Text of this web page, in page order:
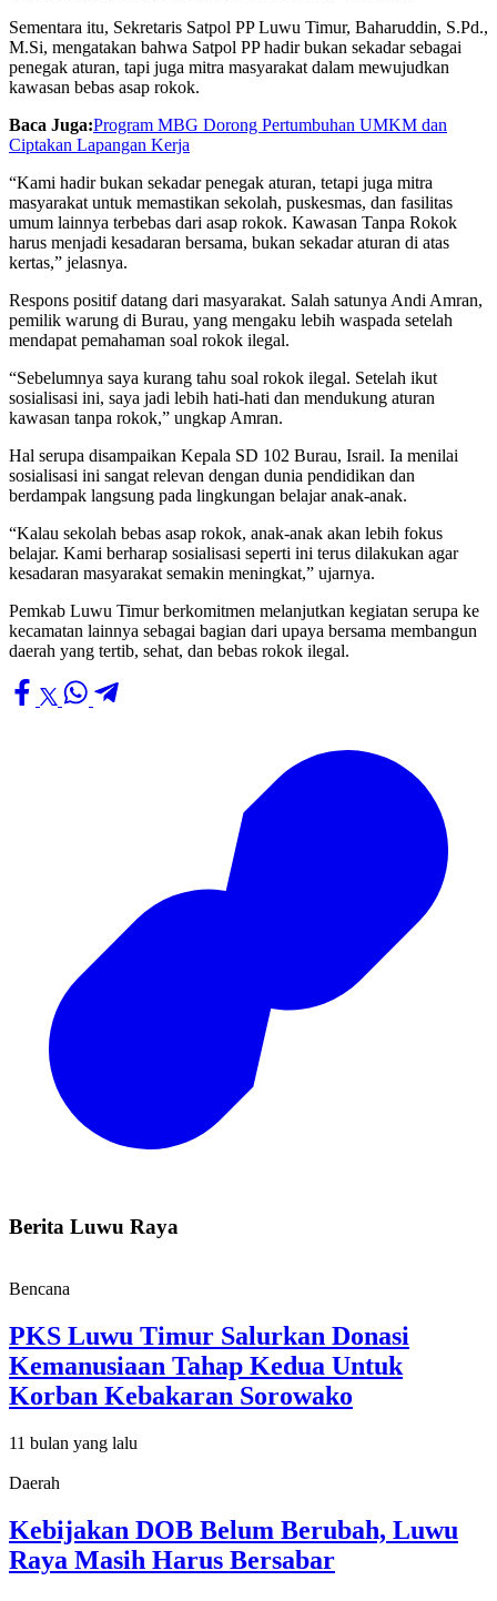
Sementara itu, Sekretaris Satpol PP Luwu Timur, Baharuddin, S.Pd.,
M.Si, mengatakan bahwa Satpol PP hadir bukan sekadar sebagai
penegak aturan, tapi juga mitra masyarakat dalam mewujudkan
kawasan bebas asap rokok.
Baca Juga:Program MBG Dorong Pertumbuhan UMKM dan
Ciptakan Lapangan Kerja
“Kami hadir bukan sekadar penegak aturan, tetapi juga mitra
masyarakat untuk memastikan sekolah, puskesmas, dan fasilitas
umum lainnya terbebas dari asap rokok. Kawasan Tanpa Rokok
harus menjadi kesadaran bersama, bukan sekadar aturan di atas
kertas,” jelasnya.
Respons positif datang dari masyarakat. Salah satunya Andi Amran,
pemilik warung di Burau, yang mengaku lebih waspada setelah
mendapat pemahaman soal rokok ilegal.
“Sebelumnya saya kurang tahu soal rokok ilegal. Setelah ikut
sosialisasi ini, saya jadi lebih hati-hati dan mendukung aturan
kawasan tanpa rokok,” ungkap Amran.
Hal serupa disampaikan Kepala SD 102 Burau, Israil. Ia menilai
sosialisasi ini sangat relevan dengan dunia pendidikan dan
berdampak langsung pada lingkungan belajar anak-anak.
“Kalau sekolah bebas asap rokok, anak-anak akan lebih fokus
belajar. Kami berharap sosialisasi seperti ini terus dilakukan agar
kesadaran masyarakat semakin meningkat,” ujarnya.
Pemkab Luwu Timur berkomitmen melanjutkan kegiatan serupa ke
kecamatan lainnya sebagai bagian dari upaya bersama membangun
daerah yang tertib, sehat, dan bebas rokok ilegal.
Berita Luwu Raya
Bencana
PKS Luwu Timur Salurkan Donasi
Kemanusiaan Tahap Kedua Untuk
Korban Kebakaran Sorowako
11 bulan yang lalu
Daerah
Kebijakan DOB Belum Berubah, Luwu
Raya Masih Harus Bersabar